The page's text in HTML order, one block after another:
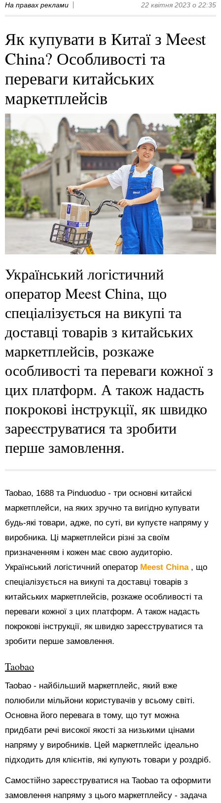
На правах реклами 22 квітня 2023 о 22:35
Як купувати в Китаї з Meest
China? Особливості та
переваги китайських
маркетплейсів
Український логістичний
оператор Meest China, що
спеціалізується на викупі та
доставці товарів з китайських
маркетплейсів, розкаже
особливості та переваги кожної з
цих платформ. А також надасть
покрокові інструкції, як швидко
зареєструватися та зробити
перше замовлення.
Taobao, 1688 та Pinduoduo - три основні китайскі
маркетплейси, на яких зручно та вигідно купувати
будь-які товари, адже, по суті, ви купуєте напряму у
виробника. Ці маркетплейси різні за своїм
призначенням і кожен має свою аудиторію.
Український логістичний оператор Meest China , що
спеціалізується на викупі та доставці товарів з
китайських маркетплейсів, розкаже особливості та
переваги кожної з цих платформ. А також надасть
покрокові інструкції, як швидко зареєструватися та
зробити перше замовлення.
Taobao
Taobao - найбільший маркетплейс, який вже
полюбили мільйони користувачів у всьому світі.
Основна його перевага в тому, що тут можна
придбати речі високої якості за низькими цінами
напряму у виробників. Цей маркетплейс ідеально
підходить для клієнтів, які купують товари у роздріб.
Самостійно зареєструватися на Taobao та оформити
замовлення напряму з цього маркетплейсу - задача